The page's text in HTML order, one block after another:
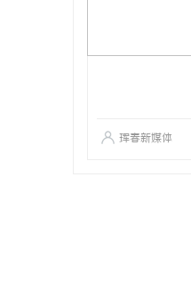
珲春新媒体